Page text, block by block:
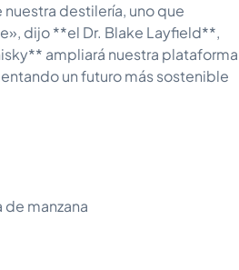
destilería, uno que
dijo **el Dr. Blake Layfield**,
ampliará nuestra plataforma
un futuro más sostenible
manzana